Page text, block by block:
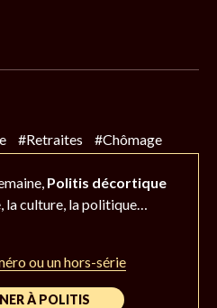
#Retraites #Chômage
Politis décortique
la culture, la politique…
ou un hors-série
À POLITIS